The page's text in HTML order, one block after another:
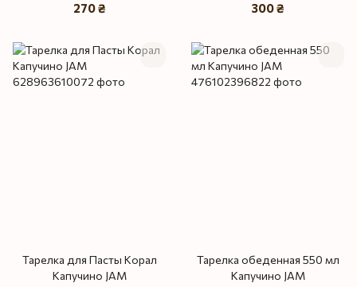
270 ₴ 300 ₴
Тарелка для Пасты Корал
Капучино JAM
Тарелка обеденная 550 мл
Капучино JAM